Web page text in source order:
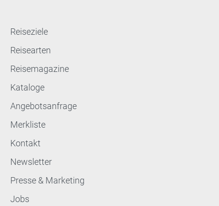
Reiseziele
Reisearten
Reisemagazine
Kataloge
Angebotsanfrage
Merkliste
Kontakt
Newsletter
Presse & Marketing
Jobs